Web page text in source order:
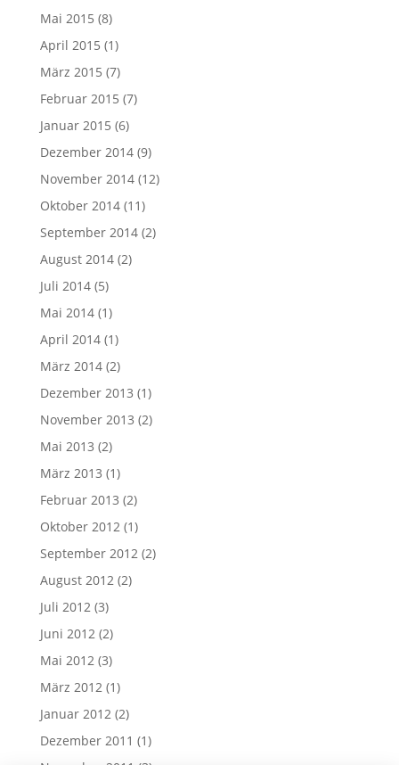
Mai 2015 (8)
April 2015 (1)
März 2015 (7)
Februar 2015 (7)
Januar 2015 (6)
Dezember 2014(9)
November 2014(12)
Oktober 2014(11)
September 2014(2)
August 2014(2)
Juli 2014(5)
Mai 2014(1)
April 2014(1)
März 2014(2)
Dezember 2013 (1)
November 2013 (2)
Mai 2013 (2)
März 2013 (1)
Februar 2013 (2)
Oktober 2012(1)
September 2012(2)
August 2012(2)
Juli 2012(3)
Juni 2012(2)
Mai 2012(3)
März 2012(1)
Januar 2012(2)
Dezember 2011 (1)